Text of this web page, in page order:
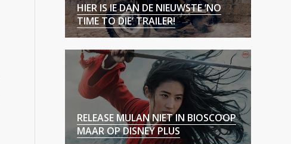
HIER IS IE DAN DE NIEUWSTE ‘NO
TIME TO DIE’ TRAILER!
RELEASE MULAN NIET IN BIOSCOOP
MAAR OP DISNEY PLUS